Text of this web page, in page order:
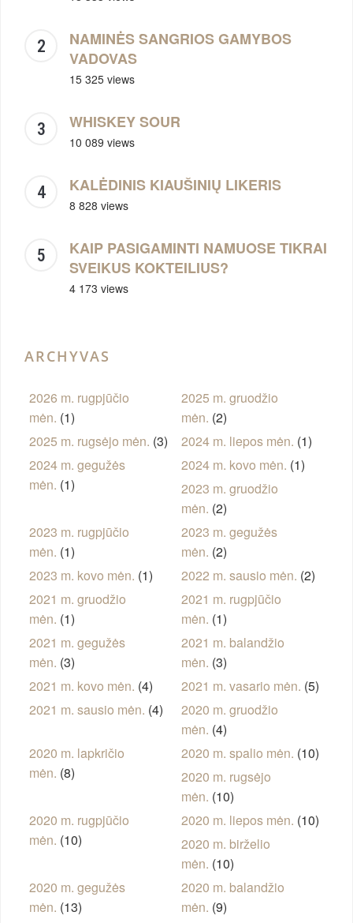
NAMINĖS SANGRIOS GAMYBOS
VADOVAS
15 325 views
WHISKEY SOUR
10 089 views
KALĖDINIS KIAUŠINIŲ LIKERIS
8 828 views
KAIP PASIGAMINTI NAMUOSE TIKRAI
SVEIKUS KOKTEILIUS?
4 173 views
ARCHYVAS
2026 m. rugpjūčio
mėn. (1)
2025 m. gruodžio
mėn. (2)
2025 m. rugsėjo mėn. (3) 2024 m. liepos mėn. (1)
2024 m. gegužės
mėn. (1)
2024 m. kovo mėn. (1)
2023 m. gruodžio
mėn. (2)
2023 m. rugpjūčio
mėn. (1)
2023 m. gegužės
mėn. (2)
2023 m. kovo mėn. (1) 2022 m. sausio mėn. (2)
2021 m. gruodžio
mėn. (1)
2021 m. rugpjūčio
mėn. (1)
2021 m. gegužės
mėn. (3)
2021 m. balandžio
mėn. (3)
2021 m. kovo mėn. (4) 2021 m. vasario mėn. (5)
2021 m. sausio mėn. (4)
2020 m. gruodžio
mėn. (4)
2020 m. lapkričio
mėn. (8)
2020 m. spalio mėn. (10)
2020 m. rugsėjo
mėn. (10)
2020 m. rugpjūčio
mėn. (10)
2020 m. liepos mėn. (10)
2020 m. birželio
mėn. (10)
2020 m. gegužės
mėn. (13)
2020 m. balandžio
mėn. (9)